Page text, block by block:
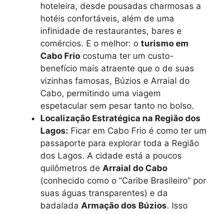
hoteleira, desde pousadas charmosas a
hotéis confortáveis, além de uma
infinidade de restaurantes, bares e
comércios. E o melhor: o turismo em
Cabo Frio costuma ter um custo-
benefício mais atraente que o de suas
vizinhas famosas, Búzios e Arraial do
Cabo, permitindo uma viagem
espetacular sem pesar tanto no bolso.
Localização Estratégica na Região dos
Lagos: Ficar em Cabo Frio é como ter um
passaporte para explorar toda a Região
dos Lagos. A cidade está a poucos
quilômetros de Arraial do Cabo
(conhecido como o “Caribe Brasileiro” por
suas águas transparentes) e da
badalada Armação dos Búzios. Isso